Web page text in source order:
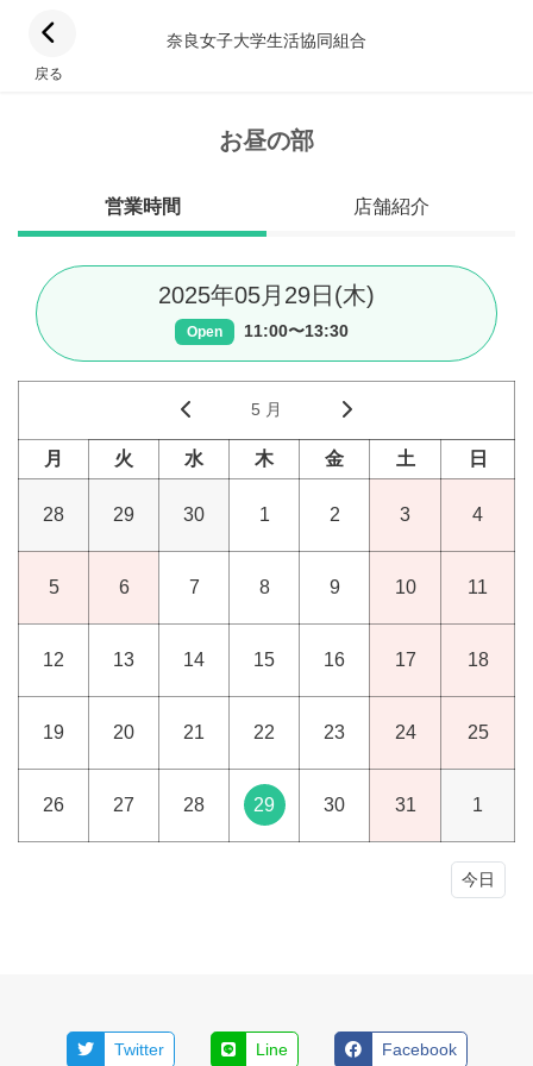
戻る
奈良女子大学生活協同組合
お昼の部
営業時間 店舗紹介
2025年05月29日(木)
Open 11:00〜13:30
5 月
月 火 水 木 金 土 日
28 29 30 1 2 3 4
5 6 7 8 9 10 11
12 13 14 15 16 17 18
19 20 21 22 23 24 25
26 27 28 29 30 31 1
今日
Twitter Line Facebook